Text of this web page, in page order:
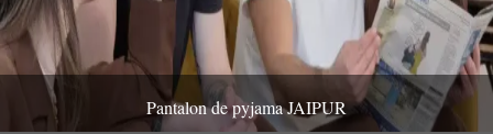
Pantalon de pyjama JAIPUR